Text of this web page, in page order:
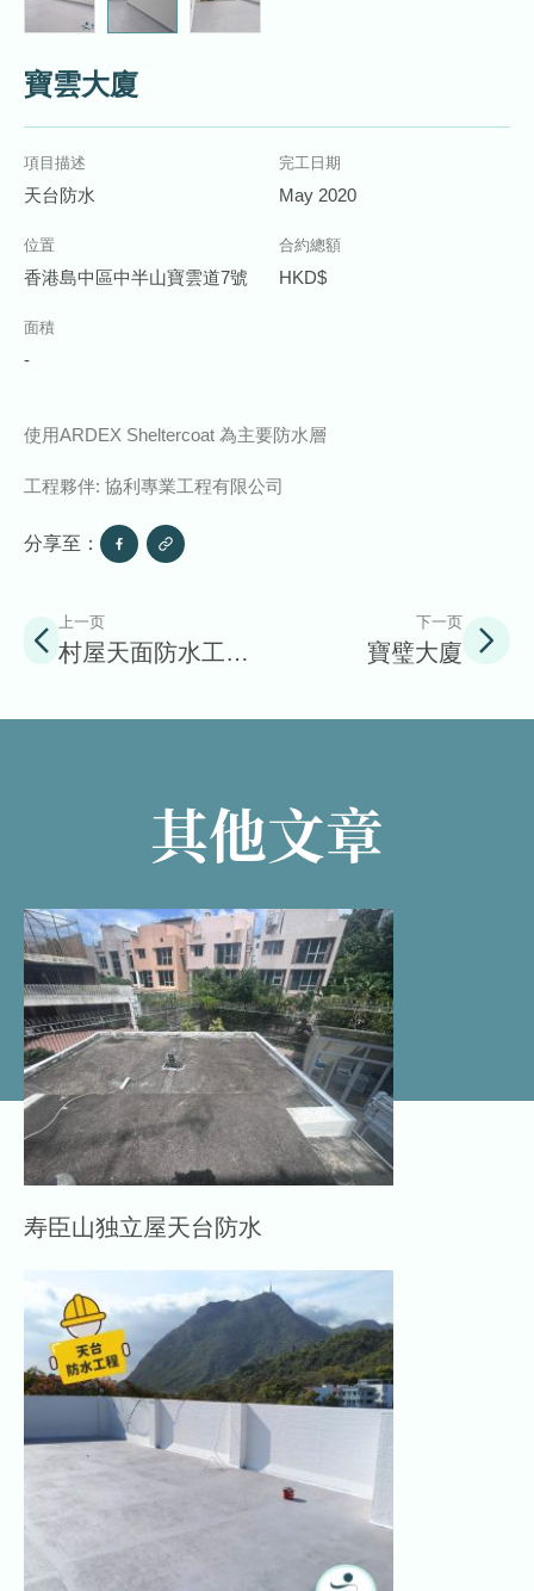
寶雲大廈
項目描述
天台防水
完工日期
May 2020
位置
香港島中區中半山寶雲道7號
合約總額
HKD$
面積
-
使用ARDEX Sheltercoat 為主要防水層
工程夥伴: 協利專業工程有限公司
分享至：
上一页
村屋天面防水工程
下一页
寶璧大廈
其他文章
寿臣山独立屋天台防水